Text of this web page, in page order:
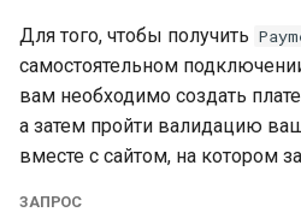
Для того, чтобы получить
самостоятельном
вам необходимо создать
а затем пройти валидацию
вместе с сайтом, на котором
ЗАПРОС